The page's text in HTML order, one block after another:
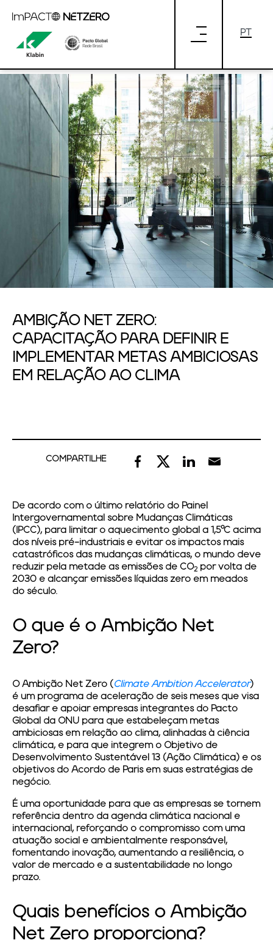
AMBIÇÃO NET ZERO: CAPACITAÇÃO
PARA DEFINIR E IMPLEMENTAR METAS
AMBICIOSAS EM RELAÇÃO AO CLIMA
AMBIÇÃO NET ZERO:
CAPACITAÇÃO PARA DEFINIR E
IMPLEMENTAR METAS AMBICIOSAS
EM RELAÇÃO AO CLIMA
COMPARTILHE
De acordo com o último relatório do Painel
Intergovernamental sobre Mudanças Climáticas
(IPCC), para limitar o aquecimento global a 1,5°C acima
dos níveis pré-industriais e evitar os impactos mais
catastróficos das mudanças climáticas, o mundo deve
reduzir pela metade as emissões de CO2 por volta de
2030 e alcançar emissões líquidas zero em meados
do século.
O que é o Ambição Net
Zero?
O Ambição Net Zero (Climate Ambition Accelerator)
é um programa de aceleração de seis meses que visa
desafiar e apoiar empresas integrantes do Pacto
Global da ONU para que estabeleçam metas
ambiciosas em relação ao clima, alinhadas à ciência
climática, e para que integrem o Objetivo de
Desenvolvimento Sustentável 13 (Ação Climática) e os
objetivos do Acordo de Paris em suas estratégias de
negócio.
É uma oportunidade para que as empresas se tornem
referência dentro da agenda climática nacional e
internacional, reforçando o compromisso com uma
atuação social e ambientalmente responsável,
fomentando inovação, aumentando a resiliência, o
valor de mercado e a sustentabilidade no longo
prazo.
Quais benefícios o Ambição
Net Zero proporciona?